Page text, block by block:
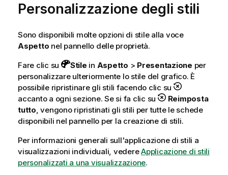
Personalizzazione degli stili
Sono disponibili molte opzioni di stile alla voce
Aspetto nel pannello delle proprietà.
Fare clic su
Stile in Aspetto > Presentazione per
personalizzare ulteriormente lo stile del grafico. È
possibile ripristinare gli stili facendo clic su
accanto a ogni sezione. Se si fa clic su
Reimposta
tutto, vengono ripristinati gli stili per tutte le schede
disponibili nel pannello per la creazione di stili.
Per informazioni generali sull'applicazione di stili a
visualizzazioni individuali, vedereApplicazione di stili
personalizzati a una visualizzazione.